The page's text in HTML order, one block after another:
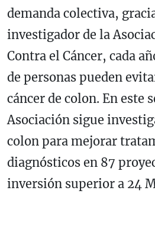
demanda colectiva,
investigador de la
Contra el Cáncer, cada
de personas pueden
cáncer de colon. En este
Asociación sigue
colon para mejorar
diagnósticos en 87
inversión superior a 24